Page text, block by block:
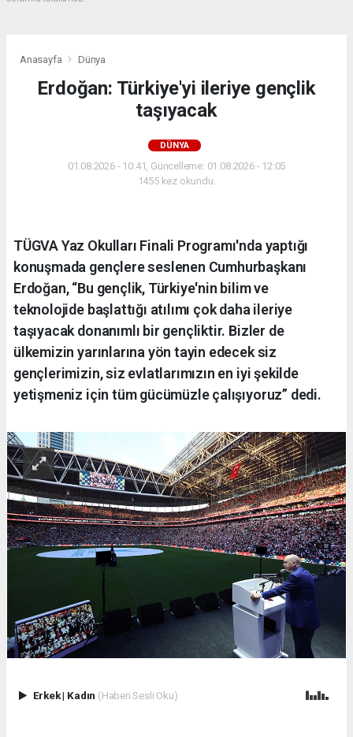
Anasayfa Dünya
Erdoğan: Türkiye'yi ileriye gençlik
taşıyacak
DÜNYA
01.08.2026 - 10:41, Güncelleme: 01.08.2026 - 12:05
1455 kez okundu.
TÜGVA Yaz Okulları Finali Programı'nda yaptığı
konuşmada gençlere seslenen Cumhurbaşkanı
Erdoğan, “Bu gençlik, Türkiye'nin bilim ve
teknolojide başlattığı atılımı çok daha ileriye
taşıyacak donanımlı bir gençliktir. Bizler de
ülkemizin yarınlarına yön tayin edecek siz
gençlerimizin, siz evlatlarımızın en iyi şekilde
yetişmeniz için tüm gücümüzle çalışıyoruz” dedi.
Erkek| Kadın (Haberi Sesli Oku)